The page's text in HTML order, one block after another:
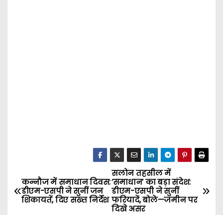
P
o
सलोन तहसील में
‘समाधान’ का बड़ा संदेश:
डीएम-एसपी ने सुनीं
फरियादें, बोले—जमीन पर
दिखे असर
कन्नौज में समाधान दिवस:
डीएम-एसपी ने सुनीं जन
शिकायतें, दिए सख्त निर्देश